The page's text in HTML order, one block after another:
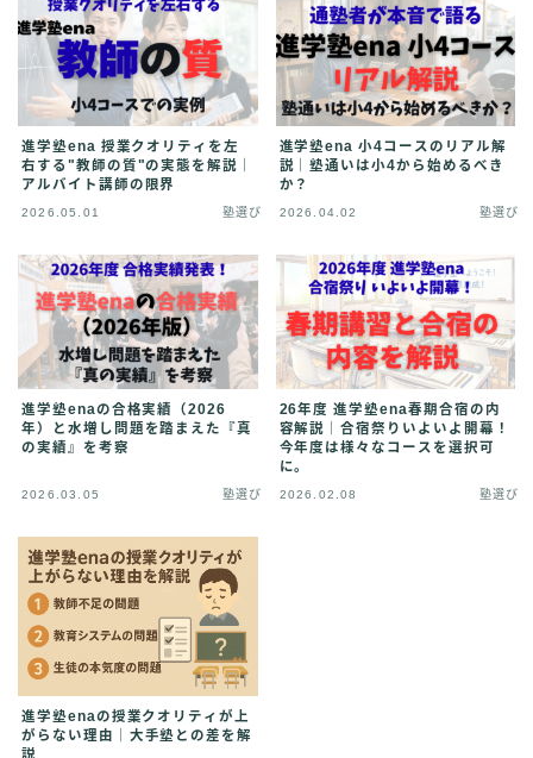
進学塾ena 授業クオリティを左
右する"教師の質"の実態を解説｜
アルバイト講師の限界
2026.05.01 塾選び
進学塾ena 小4コースのリアル解
説｜塾通いは小4から始めるべき
か？
2026.04.02 塾選び
進学塾enaの合格実績（2026
年）と水増し問題を踏まえた『真
の実績』を考察
2026.03.05 塾選び
26年度 進学塾ena春期合宿の内
容解説｜合宿祭りいよいよ開幕！
今年度は様々なコースを選択可
に。
2026.02.08 塾選び
進学塾enaの授業クオリティが上
がらない理由｜大手塾との差を解
説